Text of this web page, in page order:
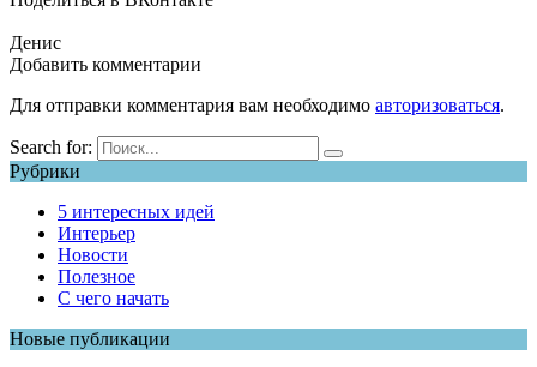
Денис
Добавить комментарии
Для отправки комментария вам необходимо авторизоваться.
Search for:
Рубрики
5 интересных идей
Интерьер
Новости
Полезное
С чего начать
Новые публикации